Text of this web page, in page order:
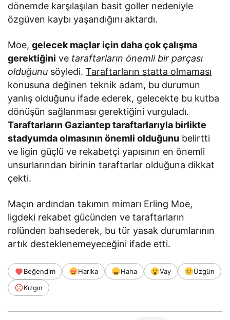
dönemde karşılaşılan basit goller nedeniyle
özgüven kaybı yaşandığını aktardı.
Moe,gelecek maçlar için daha çok çalışma
gerektiğini ve taraftarların önemli bir parçası
olduğunu söyledi.Taraftarların statta olmaması
konusuna değinen teknik adam, bu durumun
yanlış olduğunu ifade ederek, gelecekte bu kutba
dönüşün sağlanması gerektiğini vurguladı.
Taraftarların Gaziantep taraftarlarıyla birlikte
stadyumda olmasının önemli olduğunu belirtti
ve ligin güçlü ve rekabetçi yapısının en önemli
unsurlarından birinin taraftarlar olduğuna dikkat
çekti.
Maçın ardından takımın mimarı Erling Moe,
ligdeki rekabet gücünden ve taraftarların
rolünden bahsederek, bu tür yasak durumlarının
artık desteklenemeyeceğini ifade etti.
Beğendim Harika Haha Vay
Üzgün
Kızgın